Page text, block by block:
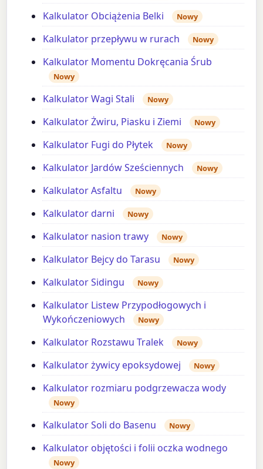
Kalkulator Obciążenia Belki Nowy
Kalkulator przepływu w rurach Nowy
Kalkulator Momentu Dokręcania Śrub
Nowy
Kalkulator Wagi Stali Nowy
Kalkulator Żwiru, Piasku i Ziemi Nowy
Kalkulator Fugi do Płytek Nowy
Kalkulator Jardów Sześciennych Nowy
Kalkulator Asfaltu Nowy
Kalkulator darni Nowy
Kalkulator nasion trawy Nowy
Kalkulator Bejcy do Tarasu Nowy
Kalkulator Sidingu Nowy
Kalkulator Listew Przypodłogowych i
Wykończeniowych
Nowy
Kalkulator Rozstawu Tralek Nowy
Kalkulator żywicy epoksydowej Nowy
Kalkulator rozmiaru podgrzewacza wody
Nowy
Kalkulator Soli do Basenu Nowy
Kalkulator objętości i folii oczka wodnego
Nowy